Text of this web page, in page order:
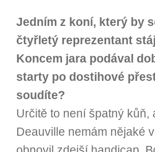
Jedním z koní, který by
čtyřletý reprezentant
Koncem jara podával
starty po dostihové
soudíte?
Určitě to není špatný
Deauville nemám nějaké